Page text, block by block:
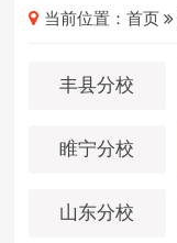
当前位置：首页
丰县分校
睢宁分校
山东分校